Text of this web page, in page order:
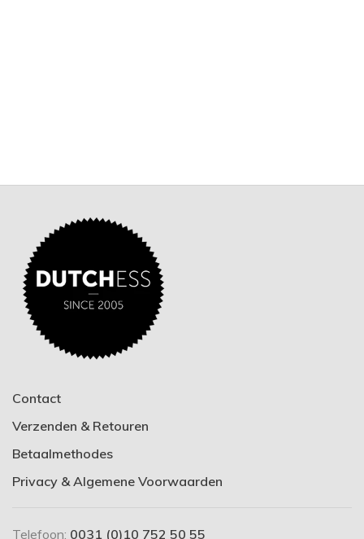
Contact
Verzenden & Retouren
Betaalmethodes
Privacy & Algemene Voorwaarden
Telefoon: 0031 (0)10 752 50 55